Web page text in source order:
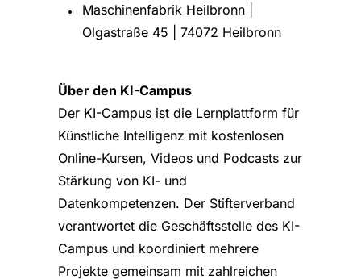
Maschinenfabrik Heilbronn |
Olgastraße 45 | 74072 Heilbronn
Über den KI-Campus
Der KI-Campus ist die Lernplattform für
Künstliche Intelligenz mit kostenlosen
Online-Kursen, Videos und Podcasts zur
Stärkung von KI- und
Datenkompetenzen. Der Stifterverband
verantwortet die Geschäftsstelle des KI-
Campus und koordiniert mehrere
Projekte gemeinsam mit zahlreichen